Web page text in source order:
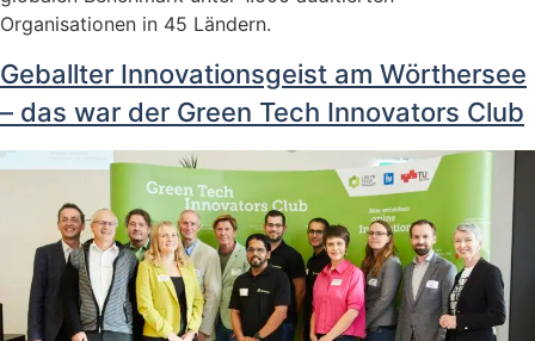
Organisationen in 45 Ländern.
Geballter Innovationsgeist am Wörthersee
– das war der Green Tech Innovators Club